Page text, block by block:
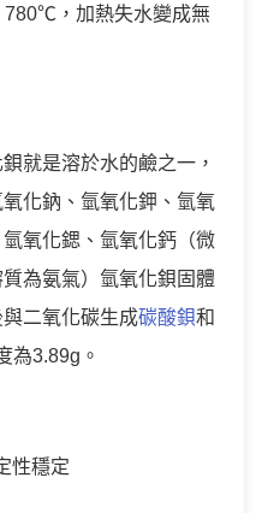
，加熱失水變成無
就是溶於水的鹼之一，
化鈉、氫氧化鉀、氫氧
氧化鍶、氫氧化鈣（微
為氨氣）氫氧化鋇固體
二氧化碳生成碳酸鋇和
為3.89g。
性穩定